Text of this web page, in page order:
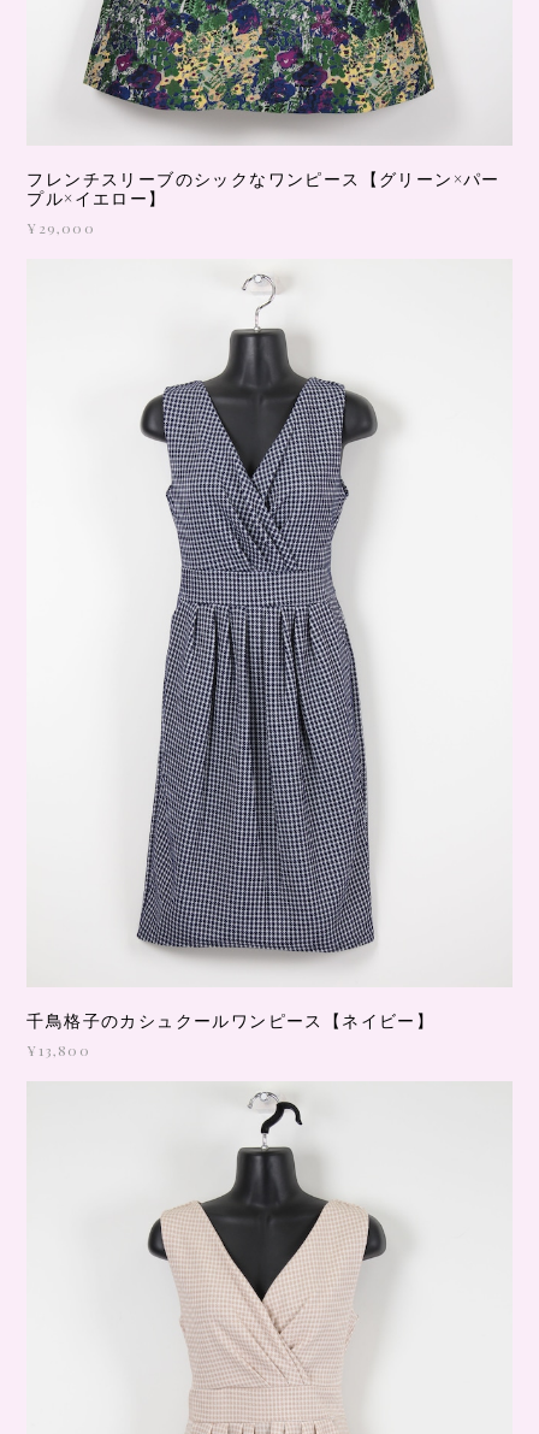
フレンチスリーブのシックなワンピース【グリーン×パー
プル×イエロー】
¥29,000
千鳥格子のカシュクールワンピース【ネイビー】
¥13,800